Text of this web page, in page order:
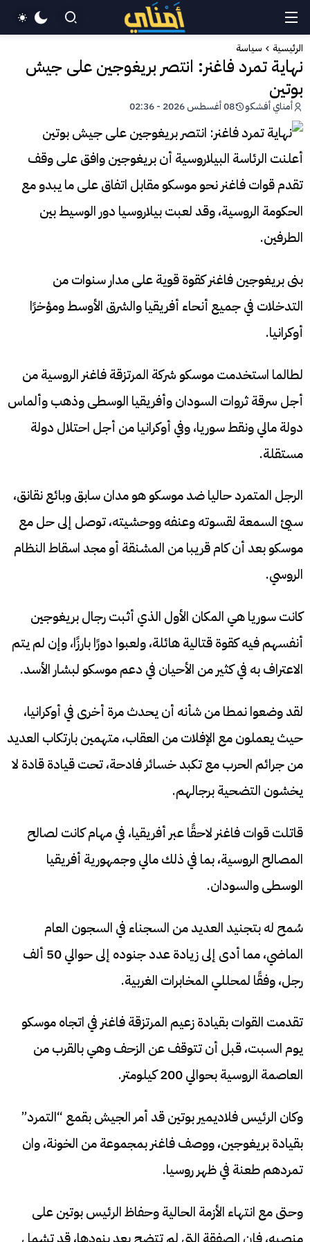
الرئيسية سياسة
نهاية تمرد فاغنر: انتصر بريغوجين على جيش
بوتين
أمناي أفشكو 08 أغسطس 2026 - 02:36
أعلنت الرئاسة البيلاروسية أن بريغوجين وافق على وقف
تقدم قوات فاغنر نحو موسكو مقابل اتفاق على ما يبدو مع
الحكومة الروسية، وقد لعبت بيلاروسيا دور الوسيط بين
الطرفين.
بنى بريغوجين فاغنر كقوة قوية على مدار سنوات من
التدخلات في جميع أنحاء أفريقيا والشرق الأوسط ومؤخرًا
أوكرانيا.
لطالما استخدمت موسكو شركة المرتزقة فاغنر الروسية من
أجل سرقة ثروات السودان وأفريقيا الوسطى وذهب وألماس
دولة مالي ونقط سوريا، وفي أوكرانيا من أجل احتلال دولة
مستقلة.
الرجل المتمرد حاليا ضد موسكو هو مدان سابق وبائع نقانق،
سيئ السمعة لقسوته وعنفه ووحشيته، توصل إلى حل مع
موسكو بعد أن كام قريبا من المشنقة أو مجد اسقاط النظام
الروسي.
كانت سوريا هي المكان الأول الذي أثبت رجال بريغوجين
أنفسهم فيه كقوة قتالية هائلة، ولعبوا دورًا بارزًا، وإن لم يتم
الاعتراف به في كثير من الأحيان في دعم موسكو لبشار الأسد.
لقد وضعوا نمطا من شأنه أن يحدث مرة أخرى في أوكرانيا،
حيث يعملون مع الإفلات من العقاب، متهمين بارتكاب العديد
من جرائم الحرب مع تكبد خسائر فادحة، تحت قيادة قادة لا
يخشون التضحية برجالهم.
قاتلت قوات فاغنر لاحقًا عبر أفريقيا، في مهام كانت لصالح
المصالح الروسية، بما في ذلك مالي وجمهورية أفريقيا
الوسطى والسودان.
سُمح له بتجنيد العديد من السجناء في السجون العام
الماضي، مما أدى إلى زيادة عدد جنوده إلى حوالي 50 ألف
رجل، وفقًا لمحللي المخابرات الغربية.
تقدمت القوات بقيادة زعيم المرتزقة فاغنر في اتجاه موسكو
يوم السبت، قبل أن تتوقف عن الزحف وهي بالقرب من
العاصمة الروسية بحوالي 200 كيلومتر.
وكان الرئيس فلاديمير بوتين قد أمر الجيش بقمع “التمرد”
بقيادة بريغوجين، ووصف فاغنر بمجموعة من الخونة، وان
تمردهم طعنة في ظهر روسيا.
وحتى مع انتهاء الأزمة الحالية وحفاظ الرئيس بوتين على